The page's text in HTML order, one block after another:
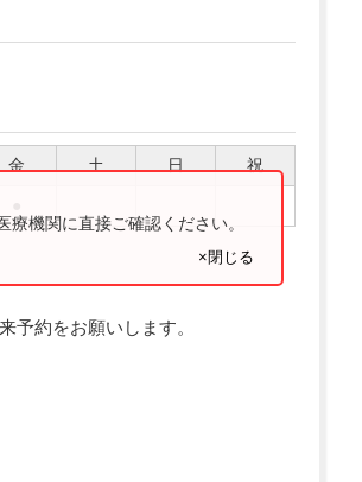
金 土 日 祝
機関に直接ご確認ください。
×閉じる
予約をお願いします。